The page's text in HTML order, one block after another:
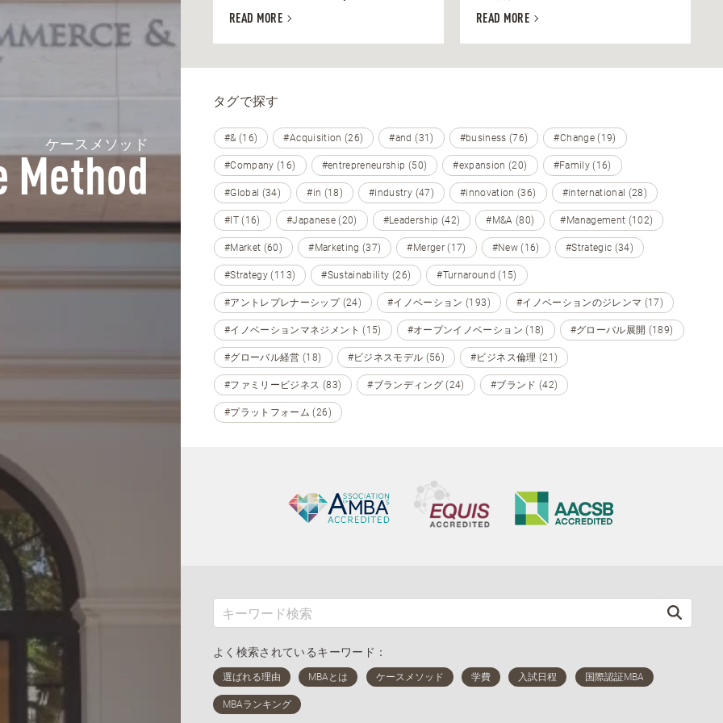
ケースメソッド
Method
READ MORE READ MORE
タグで探す
#& (16) #Acquisition (26) #and (31) #business (76) #Change (19)
#Company (16) #entrepreneurship (50) #expansion (20) #Family (16)
#Global (34) #in (18) #industry (47) #innovation (36) #international (28)
#IT (16) #Japanese (20) #Leadership (42) #M&A (80) #Management (102)
#Market (60) #Marketing (37) #Merger (17) #New (16) #Strategic (34)
#Strategy (113) #Sustainability (26) #Turnaround (15)
#アントレプレナーシップ (24) #イノベーション (193) #イノベーションのジレンマ (17)
#イノベーションマネジメント (15) #オープンイノベーション (18) #グローバル展開 (189)
#グローバル経営 (18) #ビジネスモデル (56) #ビジネス倫理 (21)
#ファミリービジネス (83) #ブランディング (24) #ブランド (42)
#プラットフォーム (26)
よく検索されているキーワード：